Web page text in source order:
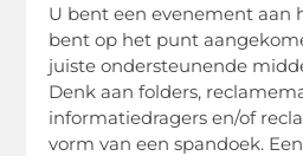
U bent een evenement aan
bent op het punt
juiste ondersteunende
Denk aan folders,
informatiedragers en/of
vorm van een spandoek.